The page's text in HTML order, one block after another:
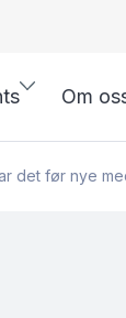
Om
det før nye